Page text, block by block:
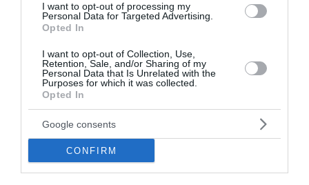
I want to opt-out of processing my
Personal Data for Targeted Advertising.
Opted In
I want to opt-out of Collection, Use,
Retention, Sale, and/or Sharing of my
Personal Data that Is Unrelated with the
Purposes for which it was collected.
Opted In
Google consents
CONFIRM
Ροή ειδήσεων
Πώς το πράσινο τσάι μπορεί να υποστηρίξει την υγεία
του ήπατος
Υψηλή χοληστερίνη: Οι τροφές που πρέπει να
αποφεύγουμε
Σύλληψη γυναίκας για την φωτιά στη Σκύρο